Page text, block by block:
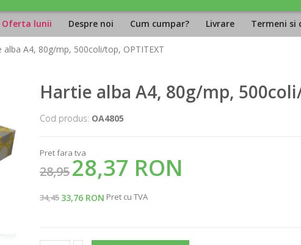
Oferta lunii Despre noi Cum cumpar? Livrare Termeni si
alba A4, 80g/mp, 500coli/top, OPTITEXT
Hartie alba A4, 80g/mp,
Cod produs: OA4805
Pret fara tva
28,9528,37 RON
34,45 33,76 RON Pret cu TVA